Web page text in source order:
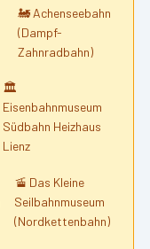
🚂 Achenseebahn
(Dampf-
Zahnradbahn)
🏛️
Eisenbahnmuseum
Südbahn Heizhaus
Lienz
🚡 Das Kleine
Seilbahnmuseum
(Nordkettenbahn)